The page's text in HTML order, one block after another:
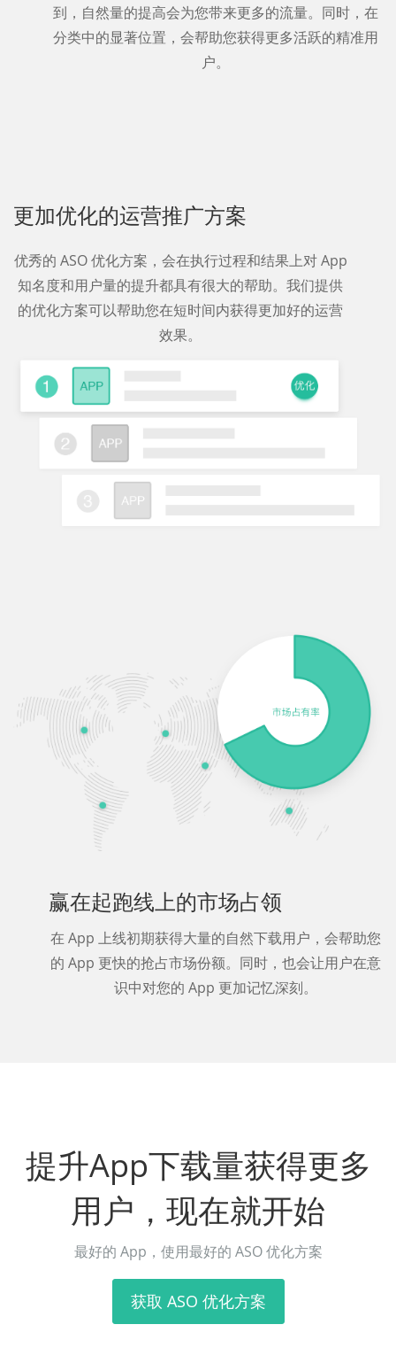
到，自然量的提高会为您带来更多的流量。同时，在
分类中的显著位置，会帮助您获得更多活跃的精准用
户。
更加优化的运营推广方案
优秀的 ASO 优化方案，会在执行过程和结果上对 App
知名度和用户量的提升都具有很大的帮助。我们提供
的优化方案可以帮助您在短时间内获得更加好的运营
效果。
赢在起跑线上的市场占领
在 App 上线初期获得大量的自然下载用户，会帮助您
的 App 更快的抢占市场份额。同时，也会让用户在意
识中对您的 App 更加记忆深刻。
提升App下载量获得更多
用户，现在就开始
最好的 App，使用最好的 ASO 优化方案
获取 ASO 优化方案